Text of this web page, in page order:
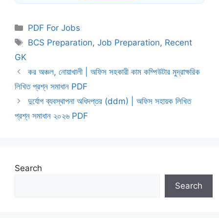
Categories
PDF For Jobs
Tags
BCS Preparation,Job Preparation, Recent
GK
কর অঞ্চল, নোয়াখালী | অফিস সহকারী কাম কম্পিউটার মুদ্রাক্ষরিক
লিখিত প্রশ্ন সমাধান PDF
দুর্যোগ ব্যবস্থাপনা অধিদপ্তর (ddm) | অফিস সহায়ক লিখিত
প্রশ্ন সমাধান ২০২৬ PDF
Search
Search